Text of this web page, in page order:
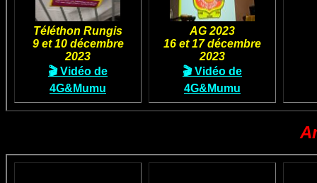
Téléthon Rungis
9 et 10 décembre
2023
🎬 Vidéo de
4G&Mumu
AG 2023
16 et 17 décembre
2023
🎬 Vidéo de
4G&Mumu